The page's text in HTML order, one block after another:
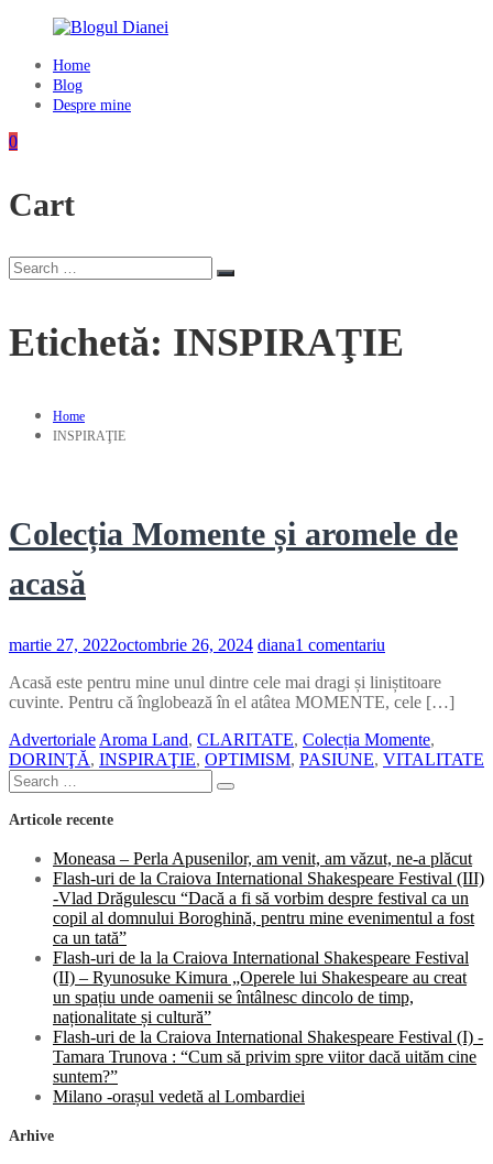
content
Blogul
Dianei
Blognotes
călătorii
și
finețuri
Home
Blog
Despre mine
0
Cart
Search
for:
Search
Etichetă: INSPIRAŢIE
Home
INSPIRAŢIE
Colecția Momente și aromele de
acasă
martie 27, 2022octombrie 26, 2024 diana1 comentariu
Momente
și
de
acasă
Acasă este pentru mine unul dintre cele mai dragi și liniștitoare
cuvinte. Pentru că înglobează în el atâtea MOMENTE, cele […]
Advertoriale Aroma Land, CLARITATE, Colecția Momente,
DORINŢĂ, INSPIRAŢIE, OPTIMISM, PASIUNE, VITALITATE
Search
for:
Search
Articole recente
Moneasa – Perla Apusenilor, am venit, am văzut, ne-a plăcut
Flash-uri de la Craiova International Shakespeare Festival (III)
-Vlad Drăgulescu “Dacă a fi să vorbim despre festival ca un
copil al domnului Boroghină, pentru mine evenimentul a fost
ca un tată”
Flash-uri de la la Craiova International Shakespeare Festival
(II) – Ryunosuke Kimura „Operele lui Shakespeare au creat
un spațiu unde oamenii se întâlnesc dincolo de timp,
naționalitate și cultură”
Flash-uri de la Craiova International Shakespeare Festival (I) -
Tamara Trunova : “Cum să privim spre viitor dacă uităm cine
suntem?”
Milano -orașul vedetă al Lombardiei
Arhive